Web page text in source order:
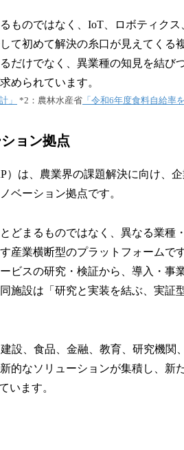
ものではなく、IoT、ロボティク
て初めて解決の糸口が見えてくる
だけでなく、異業種の知見を結び
められています。
」 *2：農林水産省 「令和6年度食料自給率
ョン拠点
は、農業界の課題解決に向け、
ベーション拠点です。
どまるものではなく、異なる業種
産業横断型のプラットフォームで
ビスの研究・検証から、導入・事
施設は「研究と実装を結ぶ、実証
設、食品、金融、教育、研究機関
的なソリューションが集積し、新
います。